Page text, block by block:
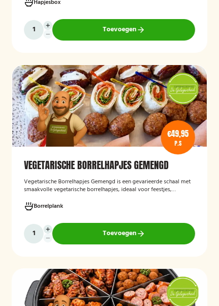
op een smaakvolle en feestelijke borrelervaring.
Hapjesbox
Toevoegen
€49,95
P.S
VEGETARISCHE BORRELHAPJES GEMENGD
Vegetarische Borrelhapjes Gemengd is een gevarieerde schaal met
smaakvolle vegetarische borrelhapjes, ideaal voor feestjes,
feestelijke mix van vegetarische lekkernijen die geschikt zijn voor
zowel vegetariërs als andere gasten.
Borrelplank
Toevoegen